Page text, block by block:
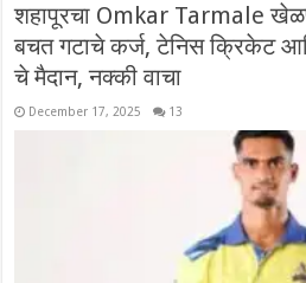
शहापूरचा Omkar Tarmale
बचत गटाचे कर्ज, टेनिस क्रिकेट
चे मैदान, नक्की वाचा
December 17, 2025 13